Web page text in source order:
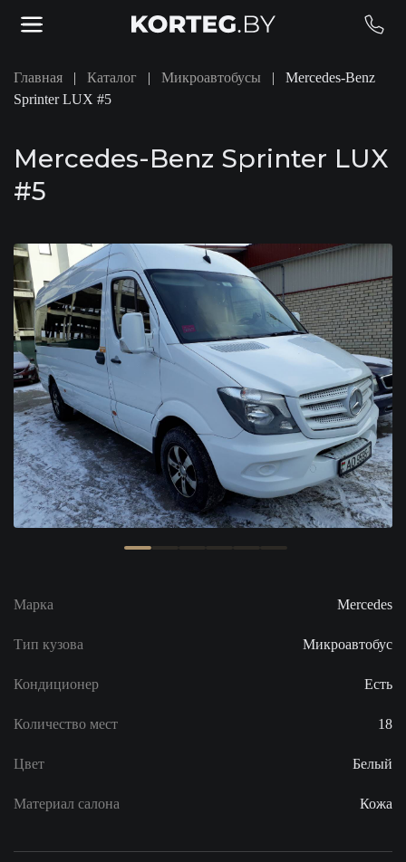
Главная Каталог Микроавтобусы
Mercedes-Benz
Sprinter LUX #5
Марка Mercedes
Тип кузова Микроавтобус
Кондиционер Есть
Количество мест 18
Цвет Белый
Материал салона Кожа
Mercedes-Benz Sprinter LUX
#5